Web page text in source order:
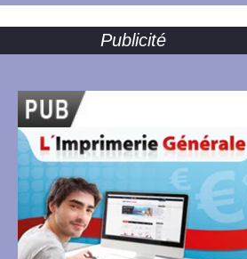
Publicité